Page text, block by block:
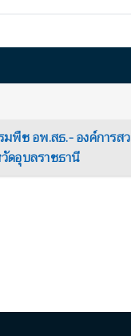
พืช อพ.สธ.- องค์การส
ดอุบลราชธานี